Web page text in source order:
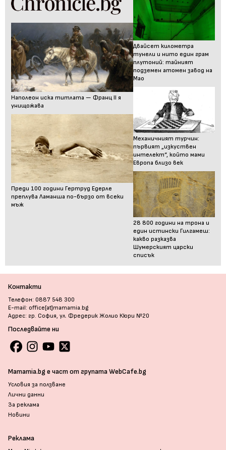
Наполеон иска титлата — Франц II я
унищожава
Преди 100 години Гертруд Едерле
преплува Ламанша по-бързо от всеки
мъж
Двайсет километра
тунели и нито един грам
плутоний: тайният
подземен атомен завод на
Мао
Механичният турчин:
първият „изкуствен
интелект“, който мами
Европа близо век
28 800 години на трона и
един истински Гилгамеш:
какво разказва
Шумерският царски
списък
Контакти
Телефон: 0887 548 300
E-mail: office[at]mamamia.bg
Адрес: гр. София, ул. Фредерик Жолио Кюри №20
Последвайте ни
Mamamia.bg е част от групата WebCafe.bg
Условия за ползване
Лични данни
За реклама
Новини
Реклама